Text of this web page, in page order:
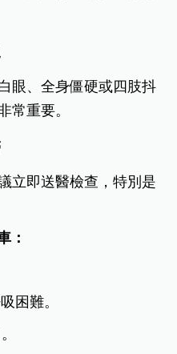
眼、全身僵硬或四肢抖
常重要。
立即送醫檢查，特別是
：
困難。